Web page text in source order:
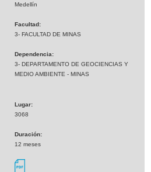
Medellín
Facultad:
3- FACULTAD DE MINAS
Dependencia:
3- DEPARTAMENTO DE GEOCIENCIAS Y
MEDIO AMBIENTE - MINAS
Lugar:
3068
Duración:
12 meses